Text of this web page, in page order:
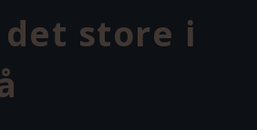
store i